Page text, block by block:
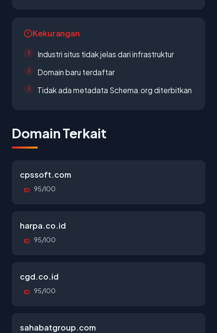
Kekurangan
Industri situs tidak jelas dari infrastruktur
Domain baru terdaftar
Tidak ada metadata Schema.org diterbitkan
Domain Terkait
cpssoft.com
ID 95/100
harpa.co.id
ID 95/100
cgd.co.id
ID 95/100
sahabatgroup.com